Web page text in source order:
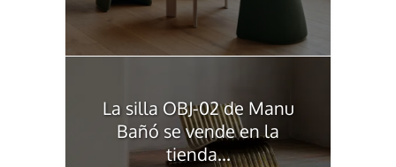
La silla OBJ-02 de Manu
Bañó se vende en la
tienda...